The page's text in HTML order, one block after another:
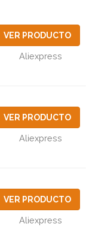
VER PRODUCTO
Aliexpress
VER PRODUCTO
Aliexpress
VER PRODUCTO
Aliexpress